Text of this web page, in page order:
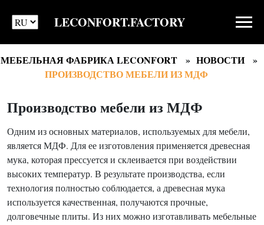
LECONFORT.FACTORY
МЕБЕЛЬНАЯ ФАБРИКА LECONFORT
НОВОСТИ
ПРОИЗВОДСТВО МЕБЕЛИ ИЗ МДФ
Производство мебели из МДФ
Одним из основных материалов, используемых для мебели,
является МДФ. Для ее изготовления применяется древесная
мука, которая прессуется и склеивается при воздействии
высоких температур. В результате производства, если
технология полностью соблюдается, а древесная мука
используется качественная, получаются прочные,
долговечные плиты. Из них можно изготавливать мебельные